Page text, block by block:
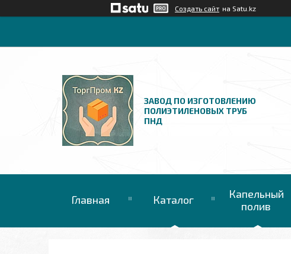
Создать сайт на Satu.kz
ЗАВОД ПО ИЗГОТОВЛЕНИЮ
ПОЛИЭТИЛЕНОВЫХ ТРУБ
ПНД
Главная Каталог
Капельный
полив